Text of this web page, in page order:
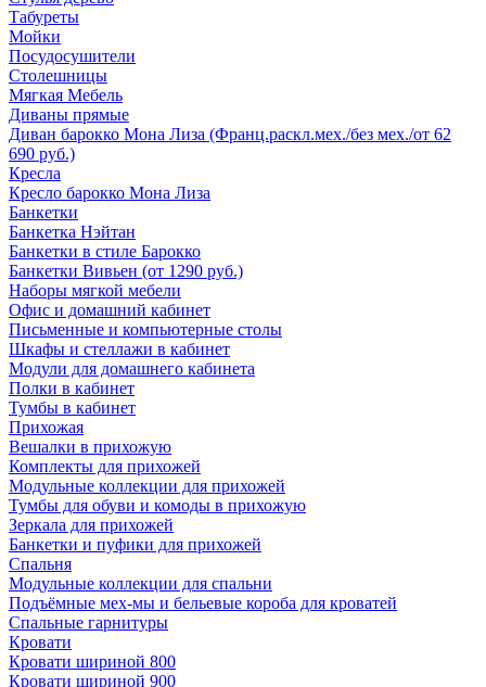
Табуреты
Мойки
Посудосушители
Столешницы
Мягкая Мебель
Диваны прямые
Диван барокко Мона Лиза (Франц.раскл.мех./без мех./от 62
690 руб.)
Кресла
Кресло барокко Мона Лиза
Банкетки
Банкетка Нэйтан
Банкетки в стиле Барокко
Банкетки Вивьен (от 1290 руб.)
Наборы мягкой мебели
Офис и домашний кабинет
Письменные и компьютерные столы
Шкафы и стеллажи в кабинет
Модули для домашнего кабинета
Полки в кабинет
Тумбы в кабинет
Прихожая
Вешалки в прихожую
Комплекты для прихожей
Модульные коллекции для прихожей
Тумбы для обуви и комоды в прихожую
Зеркала для прихожей
Банкетки и пуфики для прихожей
Спальня
Модульные коллекции для спальни
Подъёмные мех-мы и бельевые короба для кроватей
Спальные гарнитуры
Кровати
Кровати шириной 800
Кровати шириной 900